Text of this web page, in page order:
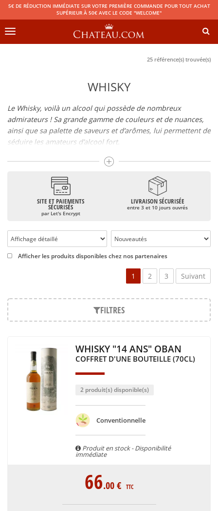
5€ DE RÉDUCTION IMMÉDIATE SUR VOTRE PREMIÈRE COMMANDE POUR TOUT ACHAT
SUPÉRIEUR À 50€ AVEC LE CODE "WELCOME"
Toggle
25 référence(s) trouvée(s)
WHISKY
Le Whisky, voilà un alcool qui possède de nombreux
admirateurs ! Sa grande gamme de couleurs et de nuances,
ainsi que sa palette de saveurs et d’arômes, lui permettent de
séduire les amateurs d’alcool fort.
le jour. Très apprécié des locaux, il va ensuite être exporté
vers l’Europe et l’Amérique. Il faut dire que les périodes de
guerre, d’invasions, de découvertes et de conquêtes qu’ont
connu les siècles suivants vont être propices à sa diffusion
dans le monde. Des distilleries naîtront ainsi dans de
plus exotiques. Aussi, le Whisky du Japon est réputé dans le
cercle des connaisseurs. La France, également, s’est mise à la
production du Whisky.
germées ; la fermentation, la distillation et l’élevage.
en fonction du pays producteur, chacun ayant sa manière de
faire et ses propres exigences. L’élevage peut être, de même,
plus ou moins long selon le Whisky souhaité. Le Vieux
nécessite une période d’élevage plus longue. Un Vieux
Whisky sera plus complexe, comme tout alcool qui vieillit.
La dégustation du Whisky peut être un véritable moment de
découverte pour celui qui le goûte, tant les arômes qu’il
propose peuvent surprendre. Comme pour tout alcool, entre
son élaboration et son vieillissement, ceux-ci vont évoluer.
Aussi, c’est en fonction des goûts qu’il faudra choisir entre un
Whisky jeune et un Vieux Whisky. Les épices, les fleurs, les
fruits, les céréales, ou bien encore le sucre, les papilles des
amateurs se laisseront surprendre par la diversité des goûts
que cet alcool a à offrir !
SITE ET PAIEMENTS
SÉCURISÉS
par Let's Encrypt
LIVRAISON SÉCURISÉE
entre 3 et 10 jours ouvrés
Afficher les produits disponibles chez nos partenaires
1 2 3 Suivant
FILTRES
WHISKY "14 ANS" OBAN
COFFRET D'UNE BOUTEILLE (70CL)
2 produit(s) disponible(s)
Conventionnelle
Produit en stock - Disponibilité
immédiate
66.00€ TTC